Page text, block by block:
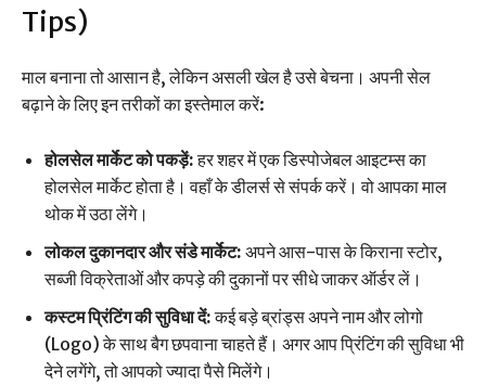
Tips)
माल बनाना तो आसान है, लेकिन असली खेल है उसे बेचना। अपनी सेल
बढ़ाने के लिए इन तरीकों का इस्तेमाल करें:
होलसेल मार्केट को पकड़ें:हर शहर में एक डिस्पोजेबल आइटम्स का
होलसेल मार्केट होता है। वहाँ के डीलर्स से संपर्क करें। वो आपका माल
थोक में उठा लेंगे।
लोकल दुकानदार और संडे मार्केट: अपने आस-पास के किराना स्टोर,
सब्जी विक्रेताओं और कपड़े की दुकानों पर सीधे जाकर ऑर्डर लें।
कस्टम प्रिंटिंग की सुविधा दें:कई बड़े ब्रांड्स अपने नाम और लोगो
(Logo) के साथ बैग छपवाना चाहते हैं। अगर आप प्रिंटिंग की सुविधा भी
देने लगेंगे, तो आपको ज्यादा पैसे मिलेंगे।